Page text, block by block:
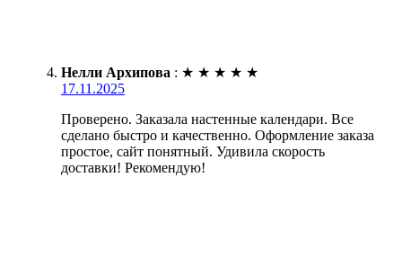
Нелли Архипова : ★ ★ ★ ★ ★
17.11.2025
Проверено. Заказала настенные календари. Все
сделано быстро и качественно. Оформление заказа
простое, сайт понятный. Удивила скорость
доставки! Рекомендую!